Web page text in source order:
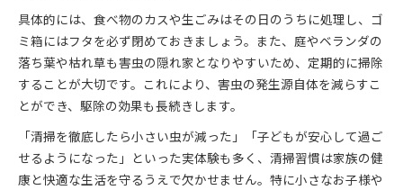
具体的には、食べ物のカスや生ごみはその日のうちに処理し、ゴ
ミ箱にはフタを必ず閉めておきましょう。また、庭やベランダの
落ち葉や枯れ草も害虫の隠れ家となりやすいため、定期的に掃除
することが大切です。これにより、害虫の発生源自体を減らすこ
とができ、駆除の効果も長続きします。
「清掃を徹底したら小さい虫が減った」「子どもが安心して過ご
せるようになった」といった実体験も多く、清掃習慣は家族の健
康と快適な生活を守るうえで欠かせません。特に小さなお子様や